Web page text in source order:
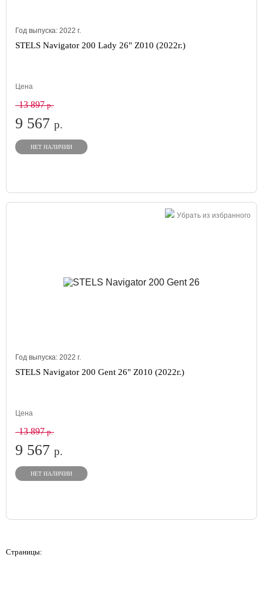
Год выпуска: 2022 г.
STELS Navigator 200 Lady 26" Z010 (2022г.)
Цена
13 897р.
9 567 р.
НЕТ НАЛИЧИИ
Убрать из избранного
Год выпуска: 2022 г.
STELS Navigator 200 Gent 26" Z010 (2022г.)
Цена
13 897р.
9 567 р.
НЕТ НАЛИЧИИ
Страницы: